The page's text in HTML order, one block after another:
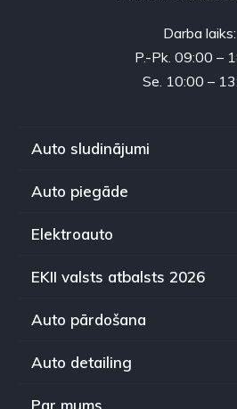
Darba laiks:
P.-Pk. 09:00 –
Se. 10:00 –
Auto sludinājumi
Auto piegāde
Elektroauto
EKII valsts atbalsts 2026
Auto pārdošana
Auto detailing
Par mums